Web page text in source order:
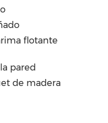
flotante
pared
de madera